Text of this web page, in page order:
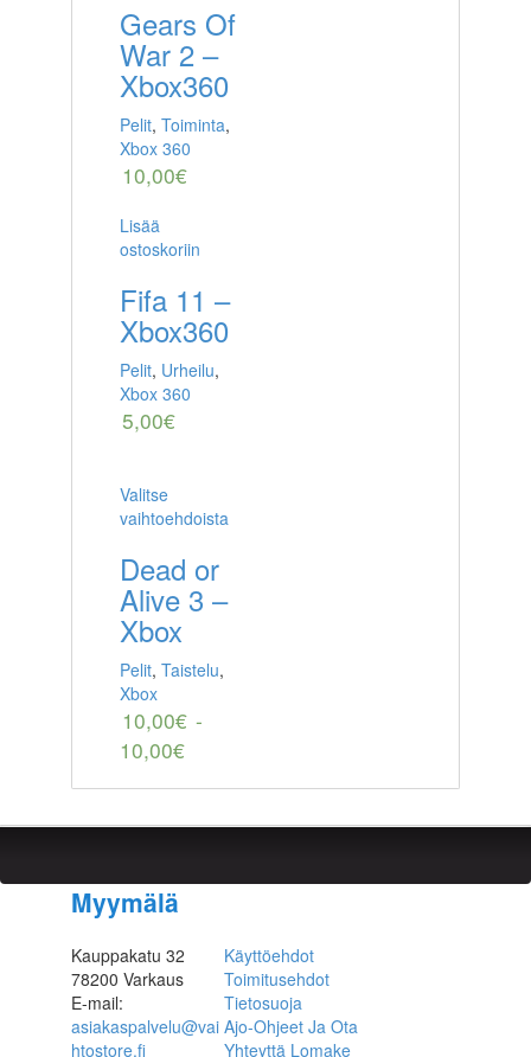
Gears Of
War 2 –
Xbox360
Pelit, Toiminta,
Xbox 360
10,00€
Lisää
ostoskoriin
Fifa 11 –
Xbox360
Pelit, Urheilu,
Xbox 360
5,00€
Valitse
vaihtoehdoista
Dead or
Alive 3 –
Xbox
Pelit, Taistelu,
Xbox
10,00€ -
10,00€
Myymälä
Kauppakatu 32
78200 Varkaus
E-mail:
asiakaspalvelu@vai
htostore.fi
Käyttöehdot
Toimitusehdot
Tietosuoja
Ajo-Ohjeet Ja Ota
Yhteyttä Lomake